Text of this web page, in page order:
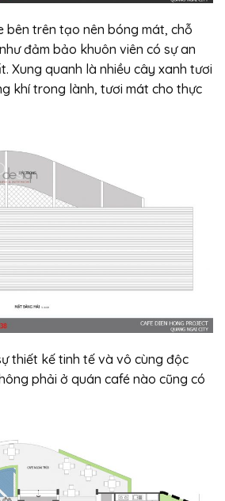
bên trên tạo nên bóng mát, chỗ
đảm bảo khuôn viên có sự an
Xung quanh là nhiều cây xanh tươi
khí trong lành, tươi mát cho thực
thiết kế tinh tế và vô cùng độc
phải ở quán café nào cũng có